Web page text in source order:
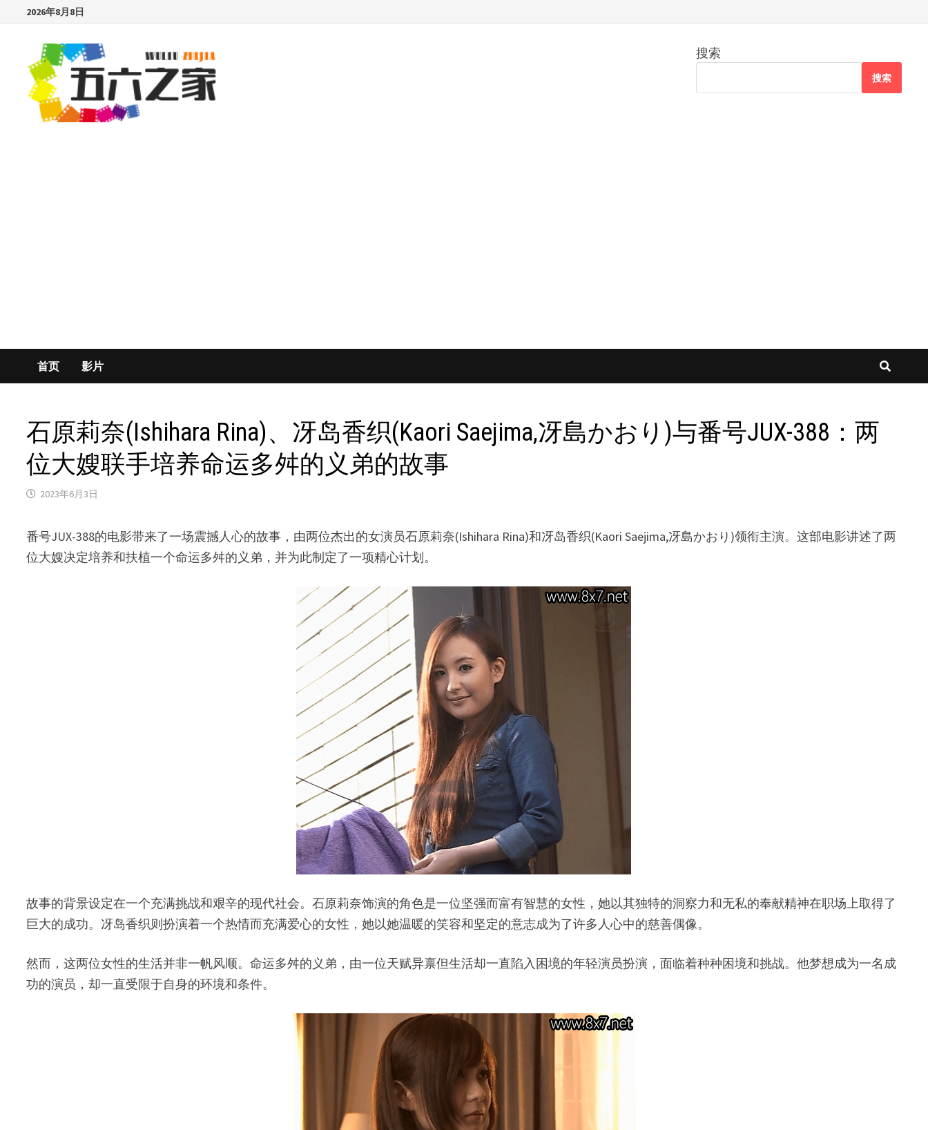
2026年8月8日
搜索
搜索
首页 影片
石原莉奈(Ishihara Rina)、冴岛香织(Kaori Saejima,冴島かおり)与番号JUX-388：两
位大嫂联手培养命运多舛的义弟的故事
2023年6月3日
番号JUX-388的电影带来了一场震撼人心的故事，由两位杰出的女演员石原莉奈(Ishihara Rina)和冴岛香织(Kaori Saejima,冴島かおり)领衔主演。这部电影讲述了两
位大嫂决定培养和扶植一个命运多舛的义弟，并为此制定了一项精心计划。
故事的背景设定在一个充满挑战和艰辛的现代社会。石原莉奈饰演的角色是一位坚强而富有智慧的女性，她以其独特的洞察力和无私的奉献精神在职场上取得了
巨大的成功。冴岛香织则扮演着一个热情而充满爱心的女性，她以她温暖的笑容和坚定的意志成为了许多人心中的慈善偶像。
然而，这两位女性的生活并非一帆风顺。命运多舛的义弟，由一位天赋异禀但生活却一直陷入困境的年轻演员扮演，面临着种种困境和挑战。他梦想成为一名成
功的演员，却一直受限于自身的环境和条件。